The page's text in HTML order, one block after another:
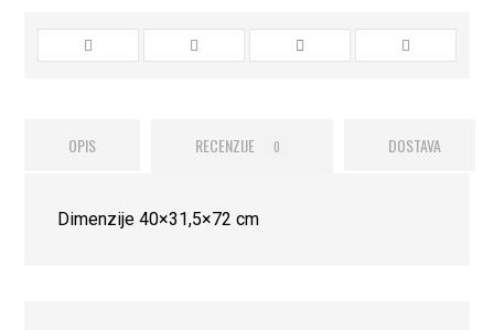
OPIS RECENZIJE 0 DOSTAVA
Dimenzije 40×31,5×72 cm